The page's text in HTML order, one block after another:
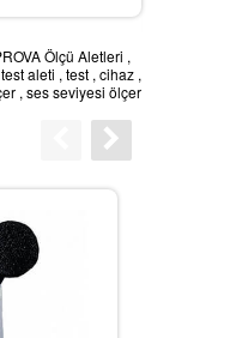
Ölçü Aletleri ,
test aleti , test , cihaz ,
, ses seviyesi ölçer